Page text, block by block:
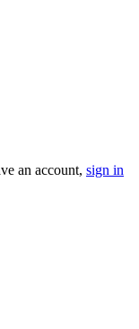
an account, sign in